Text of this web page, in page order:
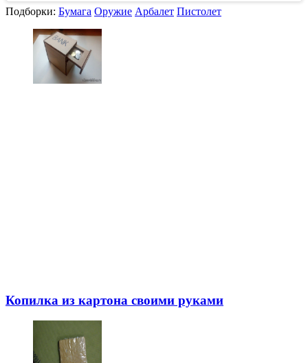
Подборки: Бумага Оружие Арбалет Пистолет
Копилка из картона своими руками